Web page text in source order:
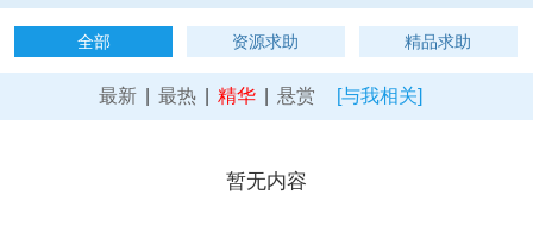
全部 资源求助 精品求助
最新 最热 精华 悬赏 [与我相关]
暂无内容